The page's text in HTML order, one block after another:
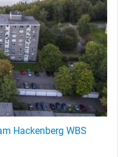
Hackenberg WBS